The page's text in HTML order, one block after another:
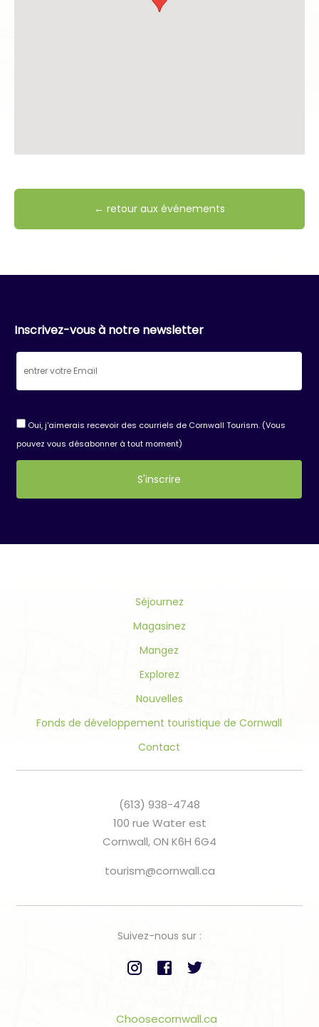
← retour aux événements
Inscrivez-vous à notre newsletter
Oui, j'aimerais recevoir des courriels de Cornwall Tourism. (Vous
pouvez vous désabonner à tout moment)
Séjournez
Magasinez
Mangez
Explorez
Nouvelles
Fonds de développement touristique de Cornwall
Contact
(613) 938-4748
100 rue Water est
Cornwall, ON K6H 6G4
tourism@cornwall.ca
Suivez-nous sur :
Choosecornwall.ca